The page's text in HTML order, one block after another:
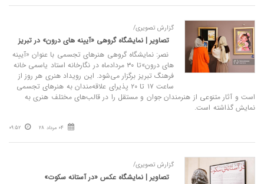
گزارش تصویری/
تصاویر | نمایشگاه گروهی «آیینه‌ های درون» در تبریز
نصر: نمایشگاه گروهی هنرهای تجسمی با عنوان «آیینه‌
های درون»تا ۳۰ مردادماه در نگارخانه استاد یاسمی خانه
فرهنگ تبریز برگزار می‌شود. این رویداد هنری هر روز از
ساعت ۱۷ تا ۲۰ پذیرای علاقه‌مندان به هنرهای تجسمی
است و آثار متنوعی از هنرمندان جوان و مستقل را در قالب‌های مختلف هنری به
نمایش گذاشته است.
04 مرداد 28 09:52
گزارش تصویری/
تصاویر | نمایشگاه عکس «در آستانه‌ سکوت»